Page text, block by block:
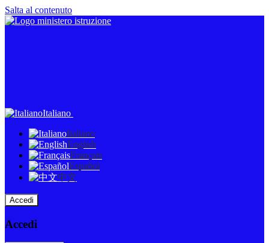
Salta al contenuto
Italiano
Italiano
English
Français
Español
中文
Accedi
Accedi